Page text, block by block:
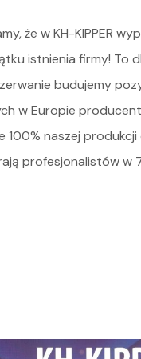
że w KH-KIPPER
istnienia firmy! To
budujemy
w Europie
100% naszej
profesjonalistów w